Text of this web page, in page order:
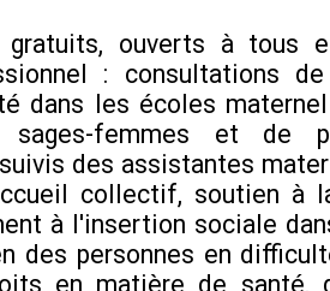
gratuits, ouverts à tous
: consultations de
dans les écoles
femmes et de
des assistantes
collectif, soutien à
à l'insertion sociale
des personnes en
en matière de santé,